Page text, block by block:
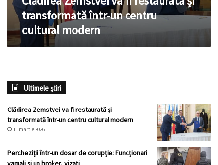
cultural
moderntransformată într-un centru
cultural modern
Ultimele știri
Clădirea Zemstvei va fi restaurată și
transformată într-un centru cultural modern
11 martie 2026
Percheziții într-un dosar de corupție: Funcționari